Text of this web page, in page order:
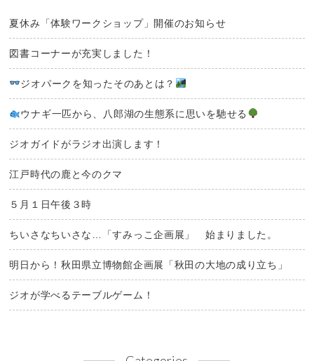
夏休み「体験ワークショップ」開催のお知らせ
図書コーナーが充実しました！
ジオパークを知ったそのあとは？
ウナギ一匹から、八郎湖の生態系に思いを馳せる
ジオガイドがラジオ出演します！
江戸時代の鹿と今のクマ
５月１日午後３時
ちいさなちいさな…「すみっこ企画展」 始まりました。
明日から！秋田県立博物館企画展「秋田の大地の成り立ち」
ジオが学べるテーブルゲーム！